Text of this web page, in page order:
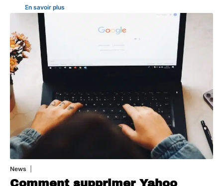
En savoir plus
News
Comment supprimer Yahoo